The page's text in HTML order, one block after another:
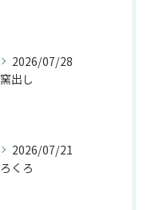
2026/07/28
窯出し
2026/07/21
ろくろ